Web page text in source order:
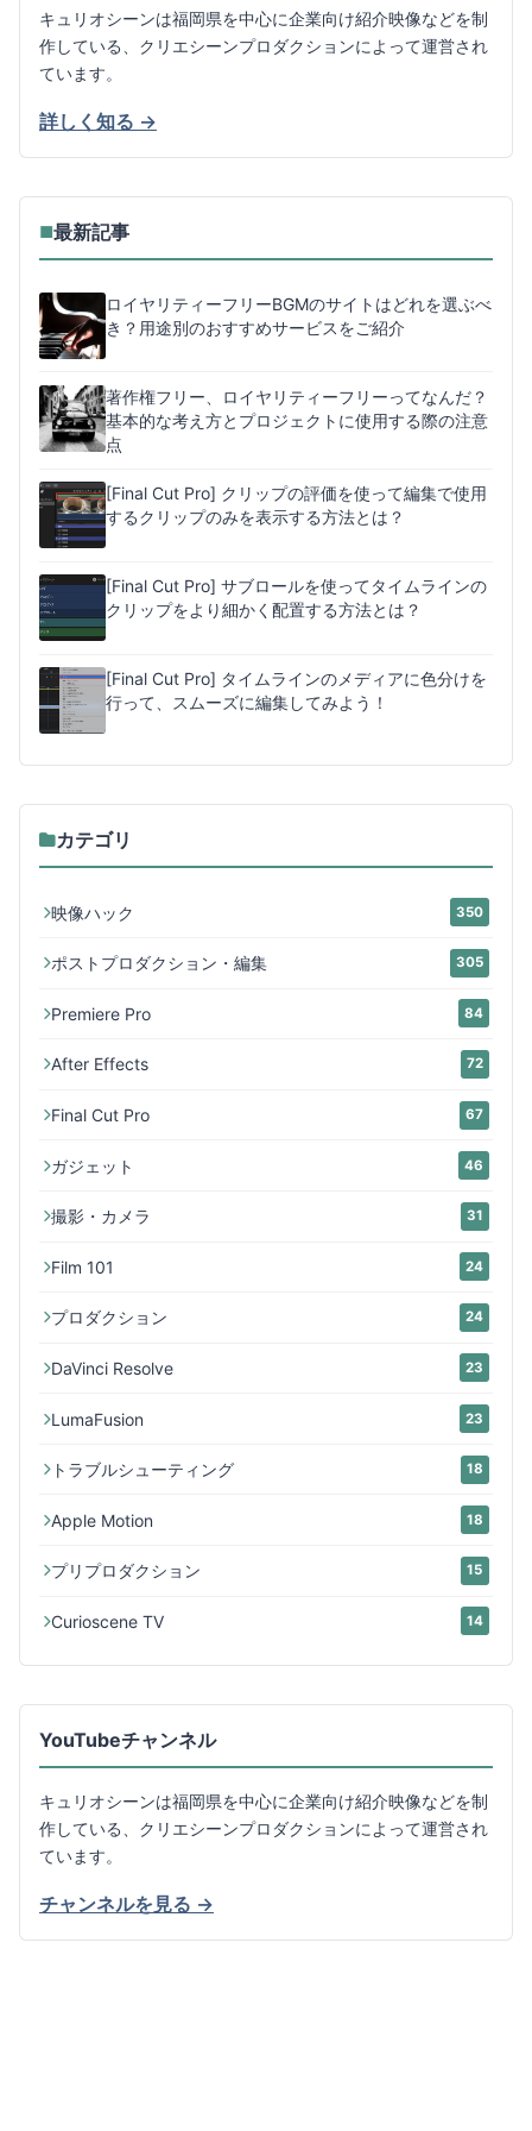
キュリオシーンは福岡県を中心に企業向け紹介映像などを制
作している、クリエシーンプロダクションによって運営され
ています。
詳しく知る →
■最新記事
ロイヤリティーフリーBGMのサイトはどれを選ぶべ
き？用途別のおすすめサービスをご紹介
著作権フリー、ロイヤリティーフリーってなんだ？
基本的な考え方とプロジェクトに使用する際の注意
点
[Final Cut Pro] クリップの評価を使って編集で使用
するクリップのみを表示する方法とは？
[Final Cut Pro] サブロールを使ってタイムラインの
クリップをより細かく配置する方法とは？
[Final Cut Pro] タイムラインのメディアに色分けを
行って、スムーズに編集してみよう！
カテゴリ
映像ハック 350
ポストプロダクション・編集 305
Premiere Pro 84
After Effects 72
Final Cut Pro 67
ガジェット 46
撮影・カメラ 31
Film 101 24
プロダクション 24
DaVinci Resolve 23
LumaFusion 23
トラブルシューティング 18
Apple Motion 18
プリプロダクション 15
Curioscene TV 14
YouTubeチャンネル
キュリオシーンは福岡県を中心に企業向け紹介映像などを制
作している、クリエシーンプロダクションによって運営され
ています。
チャンネルを見る →